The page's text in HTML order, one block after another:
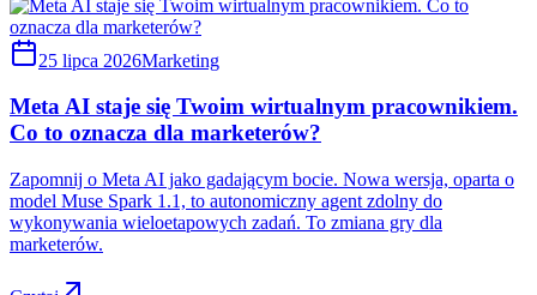
25 lipca 2026Marketing
Meta AI staje się Twoim wirtualnym pracownikiem.
Co to oznacza dla marketerów?
Zapomnij o Meta AI jako gadającym bocie. Nowa wersja, oparta o
model Muse Spark 1.1, to autonomiczny agent zdolny do
wykonywania wieloetapowych zadań. To zmiana gry dla
marketerów.